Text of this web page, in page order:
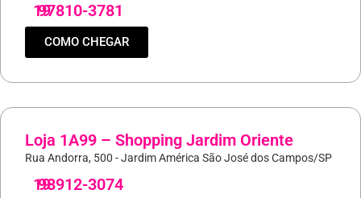
19
97810-3781
COMO CHEGAR
Loja 1A99 – Shopping Jardim Oriente
Rua Andorra, 500 - Jardim América São José dos Campos/SP
19
98912-3074